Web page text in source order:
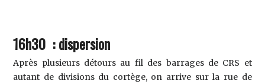
16h30 : dispersion
Après plusieurs détours au fil des barrages de CRS et
autant de divisions du cortège, on arrive sur la rue de